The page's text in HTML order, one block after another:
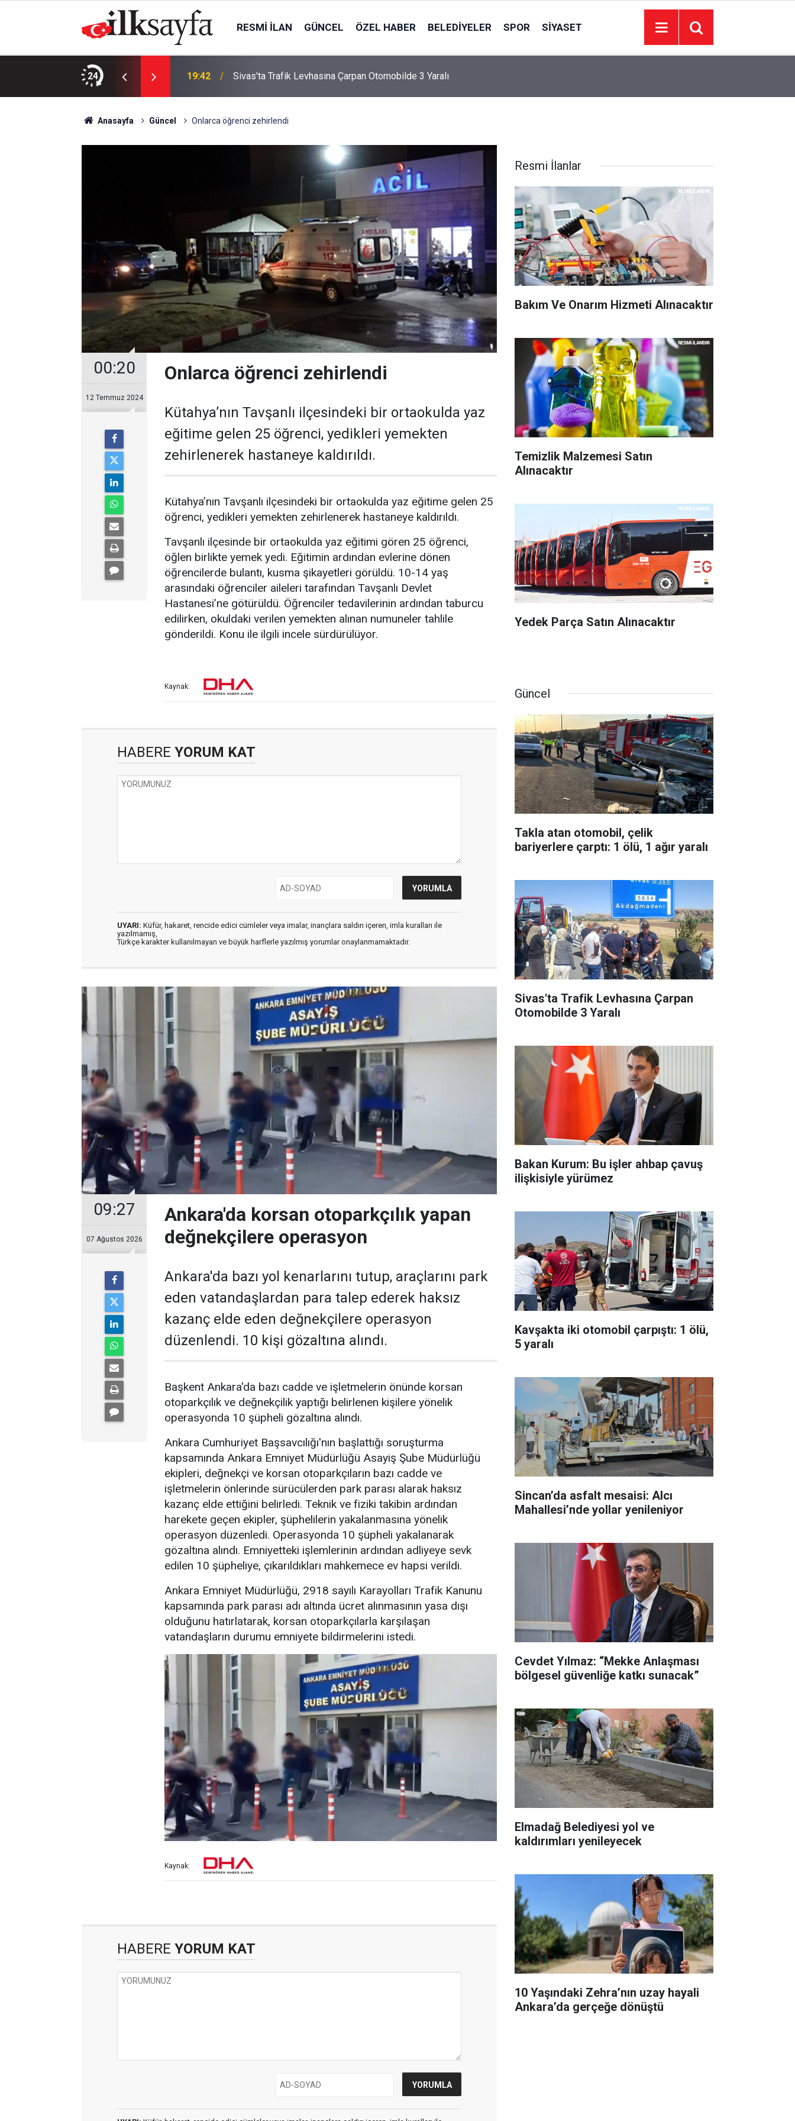
RESMI İLAN GÜNCEL ÖZEL HABER BELEDIYELER SPOR SIYASET
24
çarptı: 1 ölü, 1 ağır yaralı 19:42 Sivas'ta Trafik Levhasına Çarpan Otomobilde 3 Yaralı
Anasayfa Güncel Onlarca öğrenci zehirlendi
00:20
12 Temmuz 2024
Onlarca öğrenci zehirlendi
Kütahya’nın Tavşanlı ilçesindeki bir ortaokulda yaz
eğitime gelen 25 öğrenci, yedikleri yemekten
zehirlenerek hastaneye kaldırıldı.
Kütahya’nın Tavşanlı ilçesindeki bir ortaokulda yaz eğitime gelen 25
öğrenci, yedikleri yemekten zehirlenerek hastaneye kaldırıldı.
Tavşanlı ilçesinde bir ortaokulda yaz eğitimi gören 25 öğrenci,
öğlen birlikte yemek yedi. Eğitimin ardından evlerine dönen
öğrencilerde bulantı, kusma şikayetleri görüldü. 10-14 yaş
arasındaki öğrenciler aileleri tarafından Tavşanlı Devlet
Hastanesi’ne götürüldü. Öğrenciler tedavilerinin ardından taburcu
edilirken, okuldaki verilen yemekten alınan numuneler tahlile
gönderildi. Konu ile ilgili incele sürdürülüyor.
Kaynak:
HABERE YORUM KAT
UYARI: Küfür, hakaret, rencide edici cümleler veya imalar, inançlara saldırı içeren, imla kuralları ile
yazılmamış,
Türkçe karakter kullanılmayan ve büyük harflerle yazılmış yorumlar onaylanmamaktadır.
09:27
07 Ağustos 2026
Ankara'da korsan otoparkçılık yapan
değnekçilere operasyon
Ankara'da bazı yol kenarlarını tutup, araçlarını park
eden vatandaşlardan para talep ederek haksız
kazanç elde eden değnekçilere operasyon
düzenlendi. 10 kişi gözaltına alındı.
Başkent Ankara'da bazı cadde ve işletmelerin önünde korsan
otoparkçılık ve değnekçilik yaptığı belirlenen kişilere yönelik
operasyonda 10 şüpheli gözaltına alındı.
Ankara Cumhuriyet Başsavcılığı'nın başlattığı soruşturma
kapsamında Ankara Emniyet Müdürlüğü Asayiş Şube Müdürlüğü
ekipleri, değnekçi ve korsan otoparkçıların bazı cadde ve
işletmelerin önlerinde sürücülerden park parası alarak haksız
kazanç elde ettiğini belirledi. Teknik ve fiziki takibin ardından
harekete geçen ekipler, şüphelilerin yakalanmasına yönelik
operasyon düzenledi. Operasyonda 10 şüpheli yakalanarak
gözaltına alındı. Emniyetteki işlemlerinin ardından adliyeye sevk
edilen 10 şüpheliye, çıkarıldıkları mahkemece ev hapsi verildi.
Ankara Emniyet Müdürlüğü, 2918 sayılı Karayolları Trafik Kanunu
kapsamında park parası adı altında ücret alınmasının yasa dışı
olduğunu hatırlatarak, korsan otoparkçılarla karşılaşan
vatandaşların durumu emniyete bildirmelerini istedi.
Kaynak:
HABERE YORUM KAT
Resmi İlanlar
Bakım Ve Onarım Hizmeti Alınacaktır
Temizlik Malzemesi Satın
Alınacaktır
Yedek Parça Satın Alınacaktır
Güncel
Takla atan otomobil, çelik
bariyerlere çarptı: 1 ölü, 1 ağır yaralı
Sivas'ta Trafik Levhasına Çarpan
Otomobilde 3 Yaralı
Bakan Kurum: Bu işler ahbap çavuş
ilişkisiyle yürümez
Kavşakta iki otomobil çarpıştı: 1 ölü,
5 yaralı
Sincan’da asfalt mesaisi: Alcı
Mahallesi’nde yollar yenileniyor
Cevdet Yılmaz: “Mekke Anlaşması
bölgesel güvenliğe katkı sunacak”
Elmadağ Belediyesi yol ve
kaldırımları yenileyecek
10 Yaşındaki Zehra’nın uzay hayali
Ankara’da gerçeğe dönüştü